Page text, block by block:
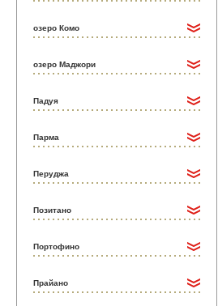
озеро Комо
озеро Маджори
Падуя
Парма
Перуджа
Позитано
Портофино
Прайано